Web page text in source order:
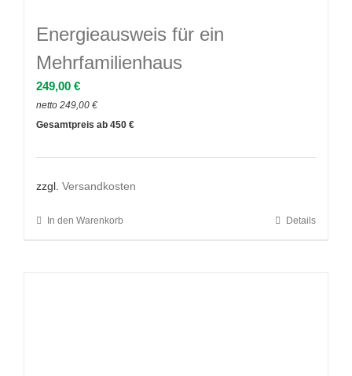
Energieausweis für ein
Mehrfamilienhaus
249,00 €
netto 249,00 €
450
zzgl. Versandkosten
In den Warenkorb Details